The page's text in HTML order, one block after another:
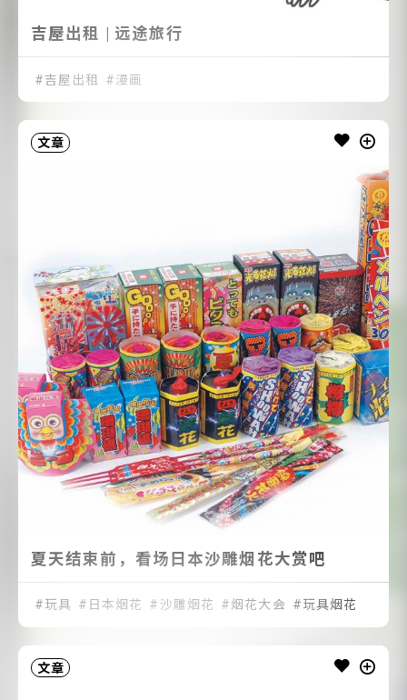
吉屋出租 | 远途旅行
吉屋出租 漫画
文章
夏天结束前，看场日本沙雕烟花大赏吧
玩具 日本烟花 沙雕烟花 烟花大会 玩具烟花
文章